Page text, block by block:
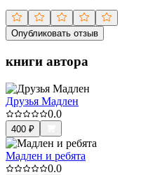
Опубликовать отзыв
книги автора
Друзья Мадлен
0.0
400 ₽
Мадлен и ребята
0.0